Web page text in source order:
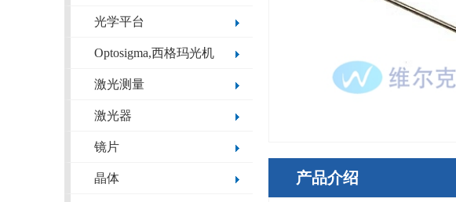
光学平台
Optosigma,西格玛光机
激光测量
激光器
镜片
晶体 产品介绍